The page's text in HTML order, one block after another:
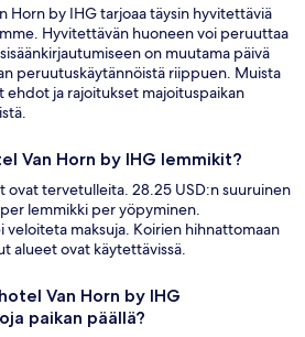
Horn by IHG tarjoaa täysin hyvitettäviä
Hyvitettävän huoneen voi peruuttaa
on muutama päivä
peruutuskäytännöistä riippuen. Muista
ehdot ja rajoitukset majoituspaikan
Van Horn by IHG lemmikit?
ovat tervetulleita. 28.25 USD:n suuruinen
lemmikki per yöpyminen.
veloiteta maksuja. Koirien hihnattomaan
alueet ovat käytettävissä.
Van Horn by IHG
paikan päällä?